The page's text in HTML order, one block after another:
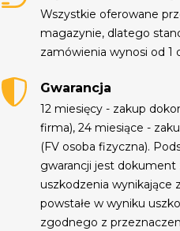
Wszystkie oferowane
magazynie, dlatego
zamówienia wynosi od 1
Gwarancja
12 miesięcy - zakup
firma), 24 miesiące -
(FV osoba fizyczna).
gwarancji jest dokument
uszkodzenia wynikające
powstałe w wyniku
zgodnego z